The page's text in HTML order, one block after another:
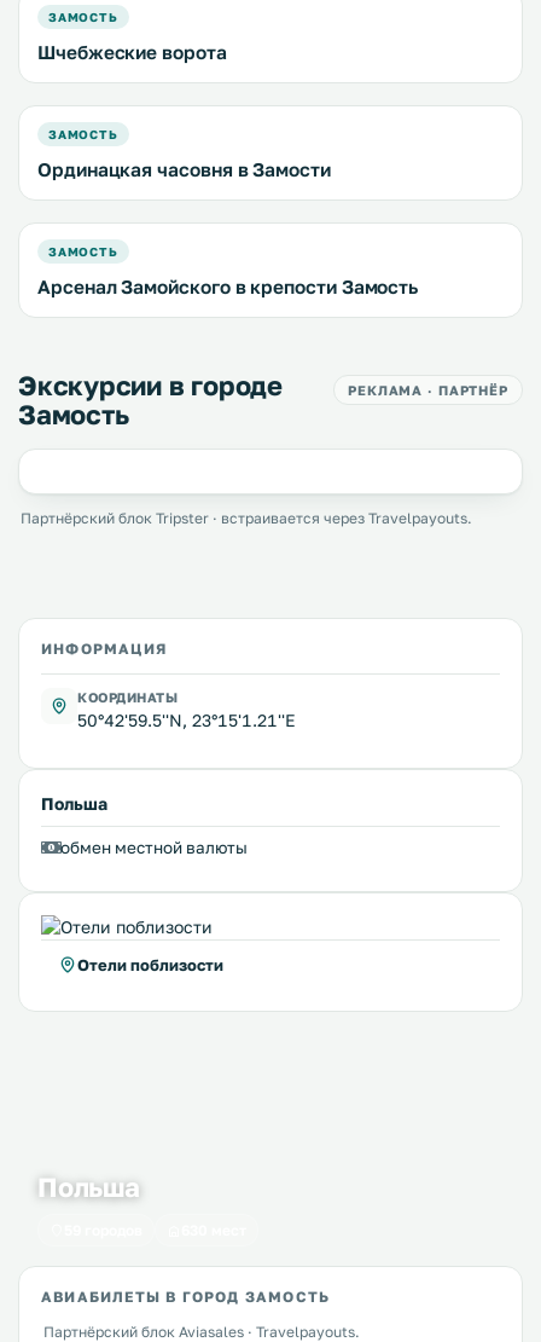
ЗАМОСТЬ
Шчебжеские ворота
ЗАМОСТЬ
Ординацкая часовня в Замости
ЗАМОСТЬ
Арсенал Замойского в крепости Замость
Экскурсии в городе
Замость
РЕКЛАМА · ПАРТНЁР
Партнёрский блок Tripster · встраивается через Travelpayouts.
ИНФОРМАЦИЯ
КООРДИНАТЫ
50°42'59.5''N, 23°15'1.21''E
Польша
обмен местной валюты
Отели поблизости
Польша
АВИАБИЛЕТЫ В ГОРОД ЗАМОСТЬ
Партнёрский блок Aviasales · Travelpayouts.